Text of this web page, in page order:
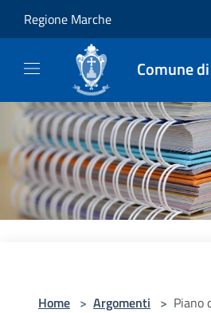
Regione Marche
Comune
Home > Argomenti > Piano